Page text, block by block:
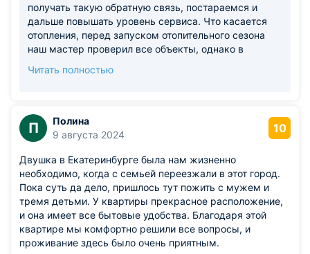
получать такую обратную связь, постараемся и
дальше повышать уровень сервиса. Что касается
отопления, перед запуском отопительного сезона
наш мастер проверил все объекты, однако в
в связи с теплой погодой, а оперативно повысить у
размещаем обогреватель. Надеемся, в следующий
раз если вы столкнетесь с такой проблемой -
напишите администратору и вас оперативно
проконсультируют. Добро пожаловать вновь!
Читать полностью
П
Полина
9 августа 2024
10
Двушка в Екатеринбурге была нам жизненно
необходимо, когда с семьей переезжали в этот город.
Пока суть да дело, пришлось тут пожить с мужем и
тремя детьми. У квартиры прекрасное расположение,
и она имеет все бытовые удобства. Благодаря этой
квартире мы комфортно решили все вопросы, и
проживание здесь было очень приятным.